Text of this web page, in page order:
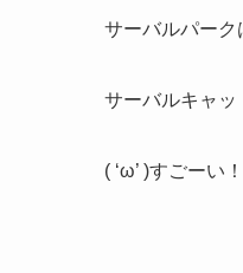
サーバルパーク
サーバルキャッ
( ‘ω’ )すごーい！